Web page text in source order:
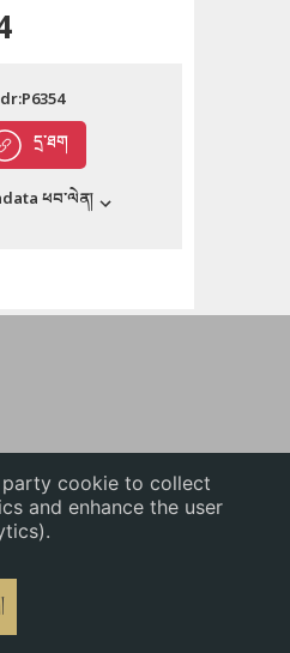
cookie to collect
and enhance the user
དྲ་ཐག
ཕབ་ལེན།